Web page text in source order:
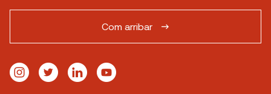
Com arribar